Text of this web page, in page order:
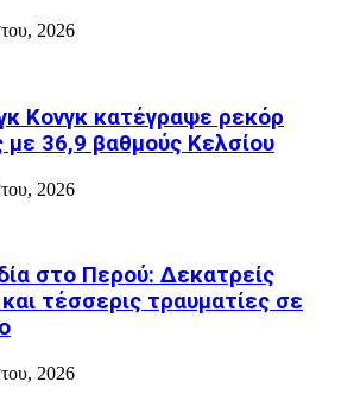
2026
Κονγκ κατέγραψε ρεκόρ
με 36,9 βαθμούς Κελσίου
2026
στο Περού: Δεκατρείς
τέσσερις τραυματίες σε
2026